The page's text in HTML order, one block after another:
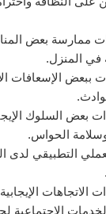
ممارسة بعض
في المنزل.
ببعض الإسعافات
بعض السلوك
الحواس.
التطبيقي لدى
الاتجاهات
الاجتماعية